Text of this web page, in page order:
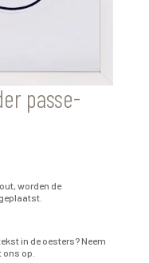
passe-
worden de
in de oesters? Neem
op.